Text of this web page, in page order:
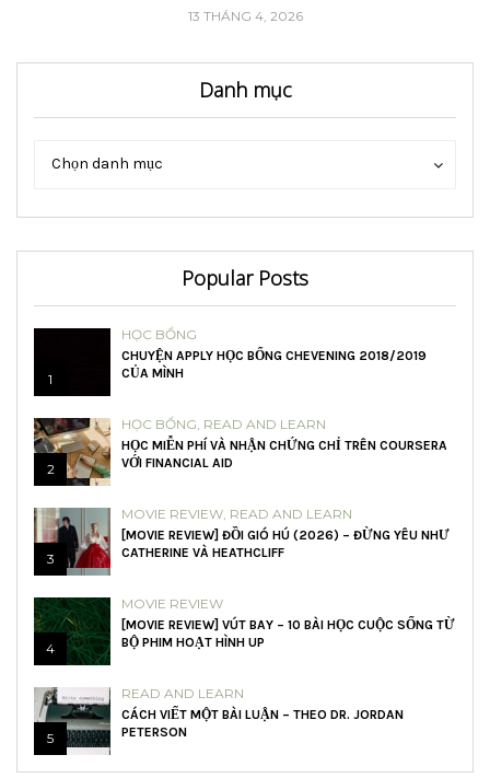
13 THÁNG 4, 2026
Danh mục
Chọn danh mục
Danh
Popular Posts
1
HỌC BỔNG
CHUYỆN APPLY HỌC BỔNG CHEVENING 2018/2019
CỦA MÌNH
2
HỌC BỔNG READ AND LEARN
HỌC MIỄN PHÍ VÀ NHẬN CHỨNG CHỈ TRÊN COURSERA
VỚI FINANCIAL AID
3
MOVIE REVIEW READ AND LEARN
[MOVIE REVIEW] ĐỒI GIÓ HÚ (2026) – ĐỪNG YÊU NHƯ
CATHERINE VÀ HEATHCLIFF
4
MOVIE REVIEW
[MOVIE REVIEW] VÚT BAY – 10 BÀI HỌC CUỘC SỐNG TỪ
BỘ PHIM HOẠT HÌNH UP
5
READ AND LEARN
CÁCH VIẾT MỘT BÀI LUẬN – THEO DR. JORDAN
PETERSON